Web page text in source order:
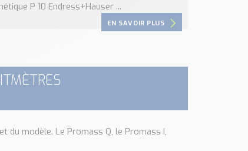
P 10 Endress+Hauser ...
EN SAVOIR PLUS
modèle. Le Promass Q, le Promass I,